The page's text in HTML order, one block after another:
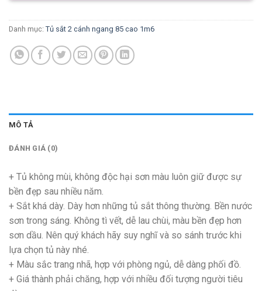
Danh mục: Tủ sắt 2 cánh ngang 85 cao 1m6
MÔ TẢ
ĐÁNH GIÁ (0)
+ Tủ không mùi, không độc hại sơn màu luôn giữ được sự
bền đẹp sau nhiều năm.
+ Sắt khá dày. Dày hơn những tủ sắt thông thường. Bền nước
sơn trong sáng. Không tì vết, dễ lau chùi, màu bền đẹp hơn
sơn dầu. Nên quý khách hãy suy nghĩ và so sánh trước khi
lựa chọn tủ này nhé.
+ Màu sắc trang nhã, hợp với phòng ngủ, dễ dàng phối đồ.
+ Giá thành phải chăng, hợp với nhiều đối tượng người tiêu